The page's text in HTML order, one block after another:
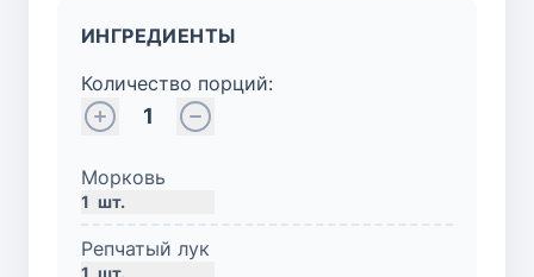
ИНГРЕДИЕНТЫ
Количество порций:
1
Морковь
1 шт.
Репчатый лук
1 шт.